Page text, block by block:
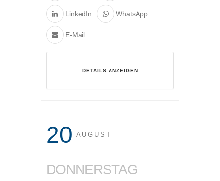
LinkedIn WhatsApp
E-Mail
DETAILS ANZEIGEN
20 AUGUST
DONNERSTAG